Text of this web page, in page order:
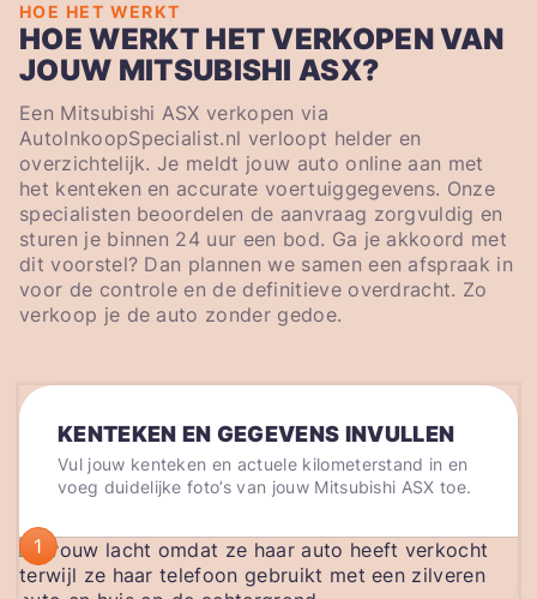
HOE HET WERKT
HOE WERKT HET VERKOPEN VAN
JOUW MITSUBISHI ASX?
Een Mitsubishi ASX verkopen via
AutoInkoopSpecialist.nl verloopt helder en
overzichtelijk. Je meldt jouw auto online aan met
het kenteken en accurate voertuiggegevens. Onze
specialisten beoordelen de aanvraag zorgvuldig en
sturen je binnen 24 uur een bod. Ga je akkoord met
dit voorstel? Dan plannen we samen een afspraak in
voor de controle en de definitieve overdracht. Zo
verkoop je de auto zonder gedoe.
KENTEKEN EN GEGEVENS INVULLEN
Vul jouw kenteken en actuele kilometerstand in en
voeg duidelijke foto’s van jouw Mitsubishi ASX toe.
1